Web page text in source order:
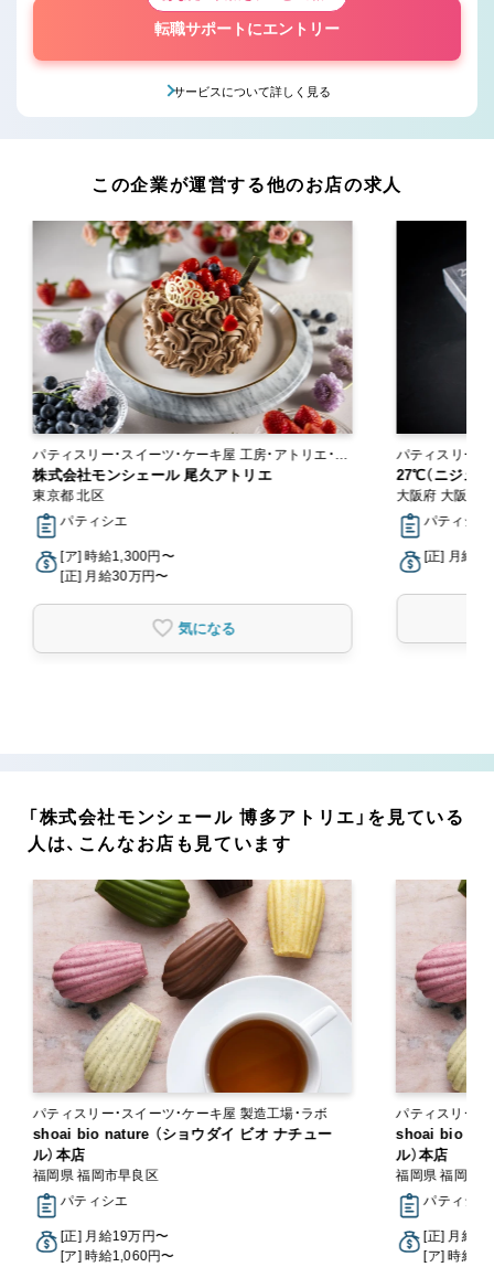
転職サポートにエントリー
サービスについて詳しく見る
この企業が運営する他のお店の求人
パティスリー・スイーツ・ケーキ屋 工房・アトリエ・オ
ンラインショップ
株式会社モンシェール 尾久アトリエ
東京都 北区
パティシエ
[ア] 時給1,300円〜
[正] 月給30万円〜
気になる
パティスリー・スイー
ン
27℃（ニジュウ
大阪府 大阪市
パティシエ
[正] 月給
「株式会社モンシェール 博多アトリエ」を見ている
人は、こんなお店も見ています
パティスリー・スイーツ・ケーキ屋 製造工場・ラボ
shoai bio nature （ショウダイ ビオ ナチュー
ル）本店
福岡県 福岡市早良区
パティシエ
[正] 月給19万円〜
[ア] 時給1,060円〜
shoai bio
ル）本店
福岡県 福岡市
パティシエ
[正] 月給19
[ア] 時給